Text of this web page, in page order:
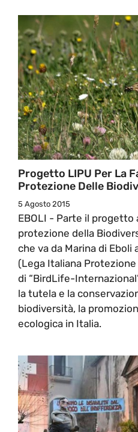
Progetto LIPU Per La
Protezione Delle
5 Agosto 2015
EBOLI - Parte il progetto
protezione della
che va da Marina di Eboli
(Lega Italiana
di “BirdLife-
la tutela e la
biodiversità, la
ecologica in Italia.